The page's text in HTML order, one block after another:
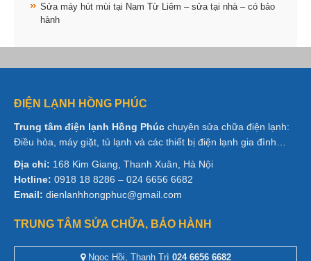
Sửa máy hút mùi tại Nam Từ Liêm – sửa tại nhà – có bảo
hành
ĐIỆN LẠNH HỒNG PHÚC
Trung tâm điện lạnh Hồng Phúc chuyên sửa chữa điện lạnh:
Điều hòa, máy giặt, tủ lạnh và các thiết bị điện lạnh gia đình…
Địa chỉ: 168 Kim Giang, Thanh Xuân, Hà Nội
Hotline: 0918 18 8286 – 024 6656 6682
Email: dienlanhhongphuc@gmail.com
TRUNG TÂM SỬA CHỮA, BẢO HÀNH
Ngọc Hồi, Thanh Trì 024 6656 6682